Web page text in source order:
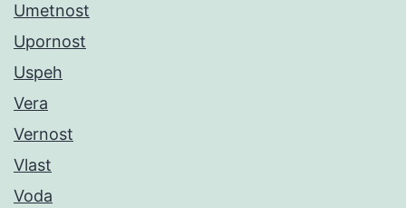
Umetnost
Upornost
Uspeh
Vera
Vernost
Vlast
Voda